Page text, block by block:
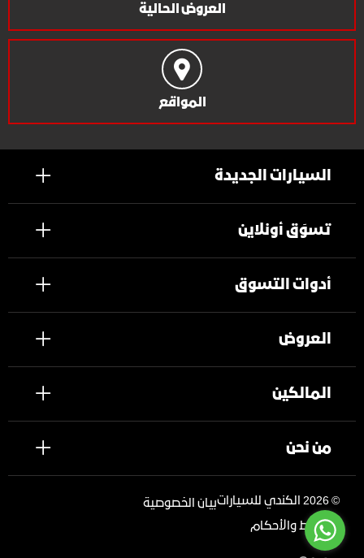
العروض الحالية
المواقع
السيارات الجديدة
تسوَق أونلاين
أدوات التسوق
العروض
المالكين
من نحن
©2026 الكندي للسيارات
بيان الخصوصية
الشروط والأحكام